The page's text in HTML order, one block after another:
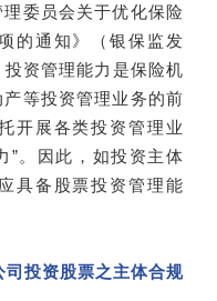
委员会关于优化保险
的通知》（银保监发
投资管理能力是保险机
等投资管理业务的前
开展各类投资管理业
”。因此，如投资主体
具备股票投资管理能
投资股票之主体合规